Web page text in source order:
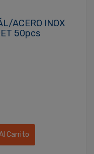
ACERO INOX
50pcs
Carrito